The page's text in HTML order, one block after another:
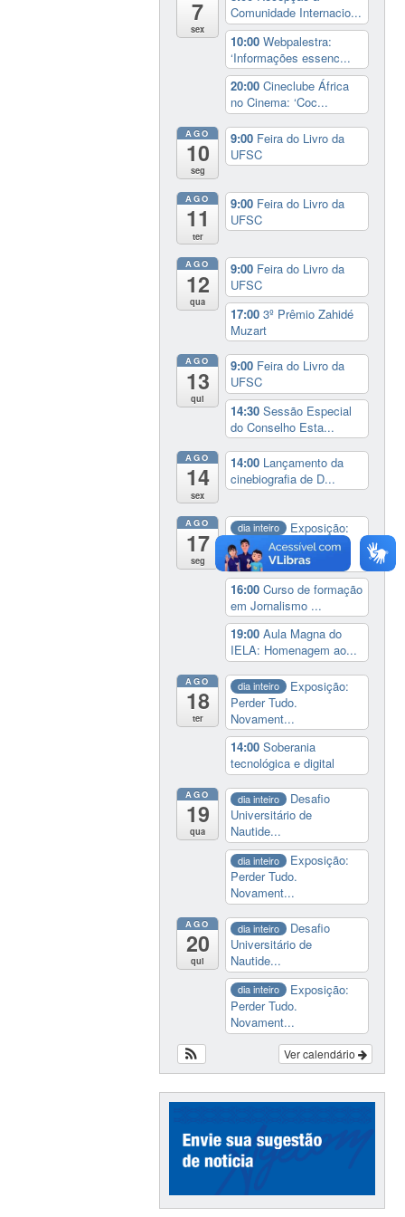
7
sex
Comunidade Internacio...
10:00Webpalestra:
‘Informações essenc...
20:00Cineclube África
no Cinema: ‘Coc...
AGO
10
seg
9:00 Feira do Livro da
UFSC
AGO
11
ter
9:00 Feira do Livro da
UFSC
AGO
12
qua
9:00 Feira do Livro da
UFSC
17:003º Prêmio Zahidé
Muzart
AGO
13
qui
9:00 Feira do Livro da
UFSC
14:30Sessão Especial
do Conselho Esta...
AGO
14
sex
14:00 Lançamento da
cinebiografia de D...
AGO
17
seg
dia inteiro
Exposição:
Perder Tudo.
Novament...
16:00Curso de formação
em Jornalismo ...
19:00Aula Magna do
IELA: Homenagem ao...
AGO
18
ter
dia inteiro
Exposição:
Perder Tudo.
Novament...
14:00Soberania
tecnológica e digital
AGO
19
qua
dia inteiro
Desafio
Universitário de
Nautide...
dia inteiro
Exposição:
Perder Tudo.
Novament...
AGO
20
qui
dia inteiro
Desafio
Universitário de
Nautide...
dia inteiro
Exposição:
Perder Tudo.
Novament...
Ver calendário